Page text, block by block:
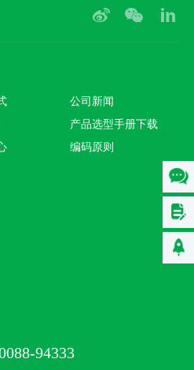
94333
公司新闻
产品选型手册下载
编码原则